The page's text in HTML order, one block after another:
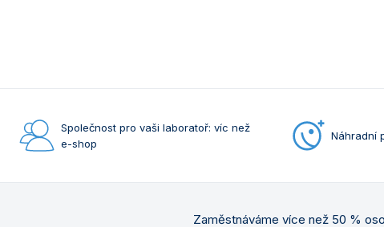
Společnost pro vaši laboratoř: víc než
e-shop
Náhradní
Zaměstnáváme více než 50 %